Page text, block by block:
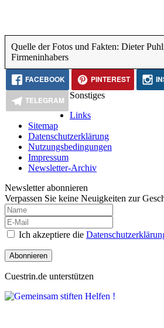
Quelle der Fotos und Fakten: Dieter
Firmeninhabers
FACEBOOK PINTEREST
TELEGRAM
Sonstiges
Links
Sitemap
Datenschutzerklärung
Nutzungsbedingungen
Impressum
Newsletter-Archiv
Newsletter abonnieren
Verpassen Sie keine Neuigkeiten zur
Ich akzeptiere die
Abonnieren
Cuestrin.de unterstützen